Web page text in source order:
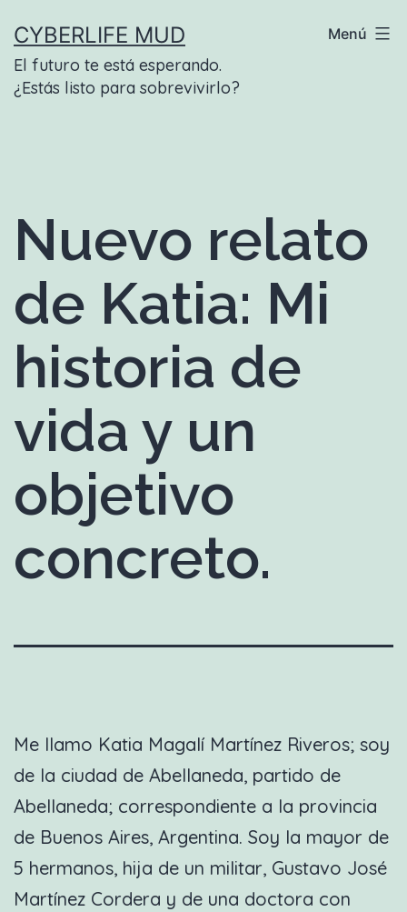
contenido
CYBERLIFE MUD
El futuro te está esperando.
¿Estás listo para sobrevivirlo?
Menú
Nuevo relato
de Katia: Mi
historia de
vida y un
objetivo
concreto.
Me llamo Katia Magalí Martínez Riveros; soy
de la ciudad de Abellaneda, partido de
Abellaneda; correspondiente a la provincia
de Buenos Aires, Argentina. Soy la mayor de
5 hermanos, hija de un militar, Gustavo José
Martínez Cordera y de una doctora con